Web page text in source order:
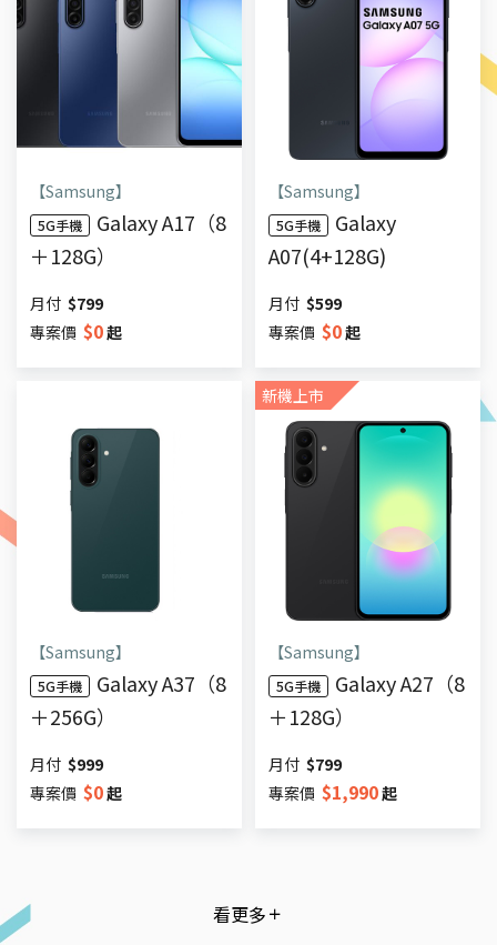
【Samsung】
5G手機
Galaxy A17（8
＋128G）
月付 $799
專案價 $0起
【Samsung】
5G手機
Galaxy
A07(4+128G)
月付 $599
專案價 $0起
【Samsung】
5G手機
Galaxy A37（8
＋256G）
月付 $999
專案價 $0起
新機上市
【Samsung】
5G手機
Galaxy A27（8
＋128G）
月付 $799
專案價 $1,990起
看更多